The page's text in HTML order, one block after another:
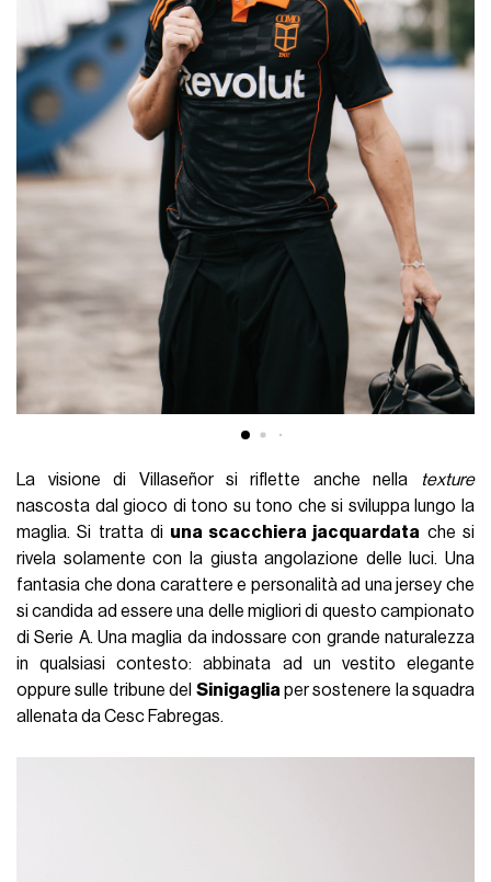
La visione di Villaseñor si riflette anche nella
texture
nascosta dal gioco di tono su tono che si sviluppa lungo la
maglia. Si tratta di una scacchiera jacquardata che si
rivela solamente con la giusta angolazione delle luci. Una
fantasia che dona carattere e personalità ad una jersey che
si candida ad essere una delle migliori di questo campionato
di Serie A. Una maglia da indossare con grande naturalezza
in qualsiasi contesto: abbinata ad un vestito elegante
oppure sulle tribune del Sinigaglia per sostenere la squadra
allenata da Cesc Fabregas.